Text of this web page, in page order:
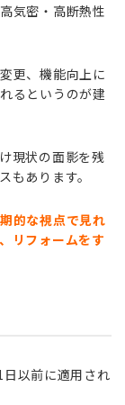
気密・高断熱性
更、機能向上に
るというのが建
現状の面影を残
もあります。
的な視点で見れ
リフォームをす
以前に適用され